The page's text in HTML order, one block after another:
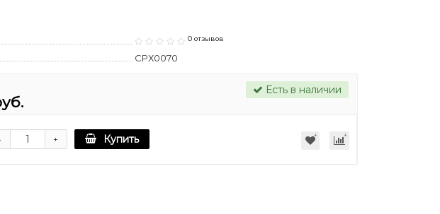
0 отзывов
СРХ0070
Есть в наличии
+ Купить